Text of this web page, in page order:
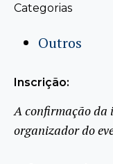
Categorias
Outros
Inscrição:
A confirmação da
organizador do